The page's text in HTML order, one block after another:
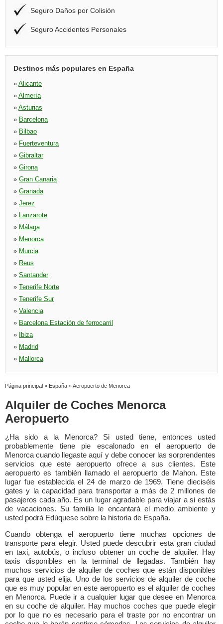
Seguro Daños por Colisión
Seguro Accidentes Personales
Destinos más populares en España
» Alicante
» Almería
» Asturias
» Barcelona
» Bilbao
» Fuerteventura
» Gibraltar
» Girona
» Gran Canaria
» Granada
» Jerez
» Lanzarote
» Málaga
» Menorca
» Murcia
» Reus
» Santander
» Tenerife Norte
» Tenerife Sur
» Valencia
» Barcelona Estación de ferrocarril
»
Ibiza
» Madrid
» Mallorca
Página principal » España »Aeropuerto de Menorca
Alquiler de Coches Menorca
Aeropuerto
¿Ha sido a la Menorca? Si usted tiene, entonces usted
probablemente tiene pie escalonado en el aeropuerto de
Menorca cuando llegaste aquí y debe conocer las sorprendentes
servicios que este aeropuerto ofrece a sus clientes. Este
aeropuerto es también llamado el aeropuerto de Mahon. Este
lugar fue establecida el 24 de marzo de 1969. Tiene dieciséis
gates y la capacidad para transportar a más de 2 millones de
pasajeros cada año. Es un lugar agradable para viajar a si estás
de vacaciones. Su familia le encantará el medio ambiente y
usted podrá Edúquese sobre la historia de España.
Cuando obtenga el aeropuerto tiene muchas opciones de
transporte para elegir. Usted puede descubrir esta gran ciudad
en taxi, autobús, o incluso obtener un coche de alquiler. Hay
taxis disponibles en la terminal de llegadas. También hay
muchos servicios de alquiler de coches que están disponibles
para que usted elija. Uno de los servicios de alquiler de coche
que es muy popular en este aeropuerto es el alquiler de coches
en Menorca. Puede ir a cualquier lugar que desee en Menorca
en su coche de alquiler. Hay muchos coches que puede elegir
por lo que no es necesario para el traste por no encontrar un